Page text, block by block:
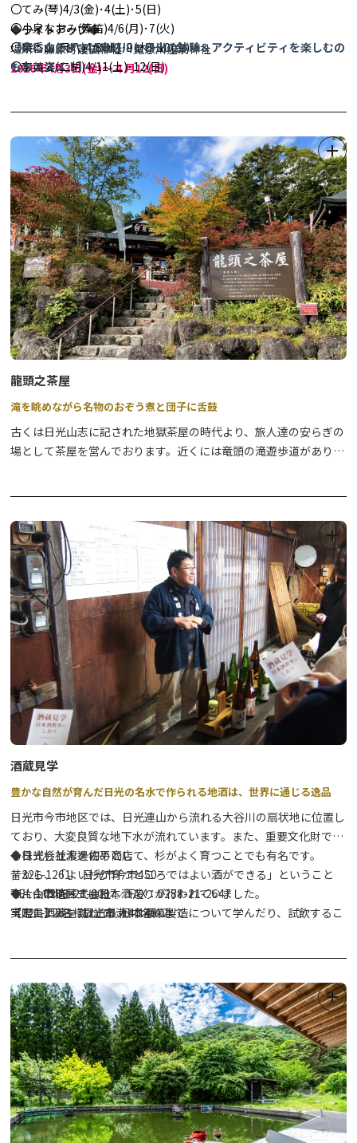
◆ライトアップ◆
場所：藤原町護国神社・鬼怒川温泉神社
2026年4月3日(金)～４月12(日)
〇てみ(琴)4/3(金)･4(土)･5(日)
〇小泉なおみ(篠笛)4/6(月)･7(火)
〇柴香山(尺八)4/8(水)･9(木)･10(金)
〇李英姿(二胡)4/11(土)･12(日)
します)
●シャトルバス※令和8(2026)年はシャトルバスの運行はございま
せんので、予めご了承ください。
◆春爛漫 さくら幸せぐるめ◆(鬼怒川温泉・川治温泉・三依エリ
ア)
この時期限定の幸せメニューをご堪能いただけます。
詳細は「オニうま！ぐるめガイド」→こちらをクリック ！
【夜になるまでは鬼怒川と日光の体験＆アクティビティを楽しむの
もおススメ！】
龍頭之茶屋
滝を眺めながら名物のおぞう煮と団子に舌鼓
古くは日光山志に記された地獄茶屋の時代より、旅人達の安らぎの
場として茶屋を営んでおります。近くには竜頭の滝遊歩道があり、
だんご、お土産では心地良い食感と上品な甘さのひぐらし餅が人気
です。また、コーヒースタンド旅情庵ではひぐらし餅付きの抹茶や
清流で淹れたコーヒーをお召し上がり頂けます。
酒蔵見学
豊かな自然が育んだ日光の名水で作られる地酒は、世界に通じる逸品
日光市今市地区では、日光連山から流れる大谷川の扇状地に位置し
ており、大変良質な地下水が流れています。また、重要文化財であ
る日光杉並木を初めとして、杉がよく育つことでも有名です。
昔から、「よい杉が育つところではよい酒ができる」ということ
で、今市地区では日本酒造りが行われていました。
実際に酒蔵を訪ねて、日本酒の製造について学んだり、試飲するこ
◆株式会社渡邊佐平商店
〒321-1261 日光市今市450
TEL：0288-21-0007／FAX：0288-21-2647
【定員】2名様以上最大40名様まで
【詳細WEB】酒蔵見学｜渡邊佐平商店｜造り酒屋｜日本酒・焼
酎・サイダー・ケーキ｜栃木県日光市 (watanabesahei.co.jp)
【その他】当日の受付不可（必ず前日までに予約）、年末年始及び
お盆・ほか
◆片山酒造株式会社
〒321-1263 日光市瀬川146-2
00を除く）
【所要時間】約20分
【駐車場】あり、無料
【詳細WEB】酒蔵見学、酒造見学が無、料で可能｜日光地酒の片
山酒造 (kashiwazakari.com)
【その他】当日の受付不可（必ず前日までに予約）、1～3月は月
～土のみの受付（日･祝 休）